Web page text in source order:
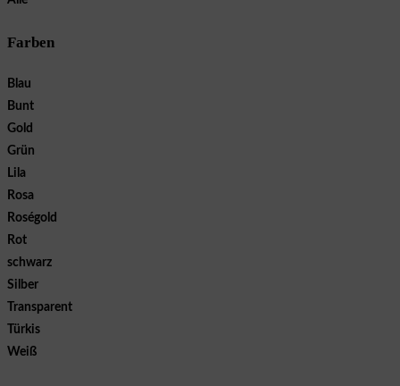
Farben
Blau
Bunt
Gold
Grün
Lila
Rosa
Roségold
Rot
schwarz
Silber
Transparent
Türkis
Weiß